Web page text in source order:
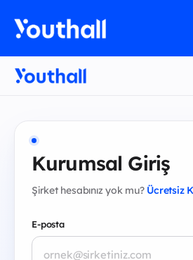
Kurumsal Giriş
Şirket hesabınız yok mu? Ücretsiz
E-posta